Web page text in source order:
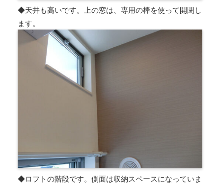
◆天井も高いです。上の窓は、専用の棒を使って開閉し
ます。
◆ロフトの階段です。側面は収納スペースになっていま